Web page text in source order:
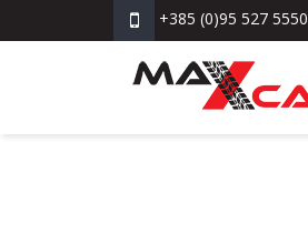
+385 (0)95 527 5550